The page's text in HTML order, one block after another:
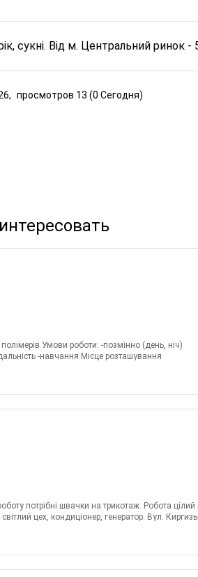
сукні. Від м. Центральний ринок -
просмотров 13 (0 Сегодня)
Умови роботи: -позмінно (день, ніч)
-навчання Місце розташування
потрібні швачки на трикотаж. Робота цілий
цех, кондиціонер, генератор. Вул.